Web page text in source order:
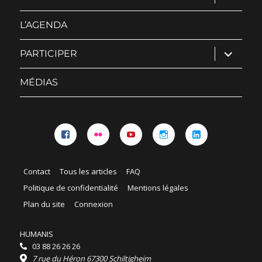
sous-
L’AGENDA
PARTICIPER ouvrir
le
sous-
MÉDIAS
Contact Tous les articles
FAQ
Politique de confidentialité
Mentions légales
Plan du site
Connexion
HUMANIS
03 88 26 26 26
7 rue du Héron 67300 Schiltigheim